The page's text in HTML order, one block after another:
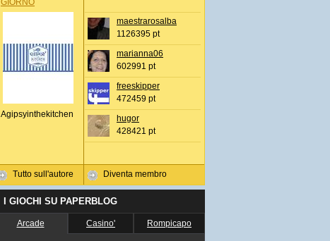
GIORNO
Agipsyinthekitchen
Tutto sull'autore
maestrarosalba
1126395 pt
marianna06
602991 pt
freeskipper
472459 pt
hugor
428421 pt
Diventa membro
I GIOCHI SU PAPERBLOG
Arcade Casino' Rompicapo